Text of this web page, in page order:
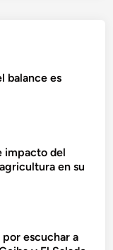
balance es
impacto del
en su
escuchar a